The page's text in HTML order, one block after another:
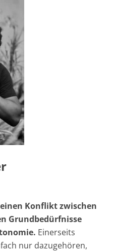
Konflikt zwischen
Grundbedürfnisse
Einerseits
nur dazugehören,